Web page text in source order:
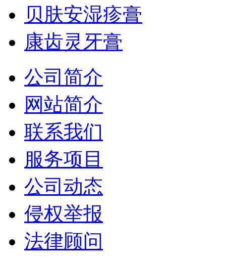
贝肤安湿疹膏
康齿灵牙膏
公司简介
网站简介
联系我们
服务项目
公司动态
侵权举报
法律顾问